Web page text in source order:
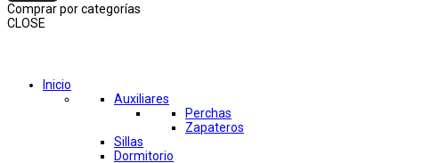
Comprar por categorías
CLOSE
Inicio
Auxiliares
Perchas
Zapateros
Sillas
Dormitorio